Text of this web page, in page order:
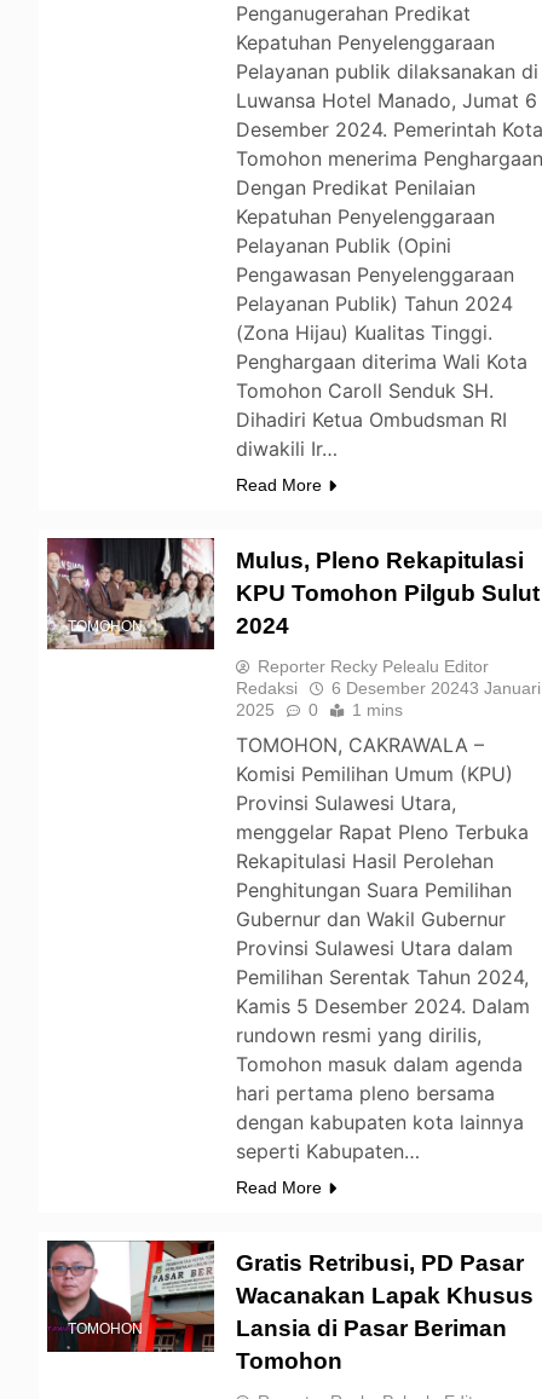
Penganugerahan Predikat
Kepatuhan Penyelenggaraan
Pelayanan publik dilaksanakan di
Luwansa Hotel Manado, Jumat 6
Desember 2024. Pemerintah
Tomohon menerima
Dengan Predikat Penilaian
Kepatuhan Penyelenggaraan
Pelayanan Publik (Opini
Pengawasan Penyelenggaraan
Pelayanan Publik) Tahun 2024
(Zona Hijau) Kualitas Tinggi.
Penghargaan diterima Wali Kota
Tomohon Caroll Senduk SH.
Dihadiri Ketua Ombudsman RI
diwakili Ir…
Read More
TOMOHON
Mulus, Pleno Rekapitulasi
KPU Tomohon Pilgub Sulut
2024
Reporter Recky Pelealu Editor
Redaksi
6 Desember 20243 Januari
2025
0 1 mins
TOMOHON, CAKRAWALA –
Komisi Pemilihan Umum (KPU)
Provinsi Sulawesi Utara,
menggelar Rapat Pleno Terbuka
Rekapitulasi Hasil Perolehan
Penghitungan Suara Pemilihan
Gubernur dan Wakil Gubernur
Provinsi Sulawesi Utara dalam
Pemilihan Serentak Tahun 2024,
Kamis 5 Desember 2024. Dalam
rundown resmi yang dirilis,
Tomohon masuk dalam agenda
hari pertama pleno bersama
dengan kabupaten kota lainnya
seperti Kabupaten…
Read More
TOMOHON
Gratis Retribusi, PD Pasar
Wacanakan Lapak Khusus
Lansia di Pasar Beriman
Tomohon